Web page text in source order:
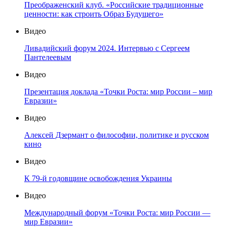
Преображенский клуб. «Российские традиционные
ценности: как строить Образ Будущего»
Видео
Ливадийский форум 2024. Интервью с Сергеем
Пантелеевым
Видео
Презентация доклада «Точки Роста: мир России – мир
Евразии»
Видео
Алексей Дзермант о философии, политике и русском
кино
Видео
К 79-й годовщине освобождения Украины
Видео
Международный форум «Точки Роста: мир России —
мир Евразии»